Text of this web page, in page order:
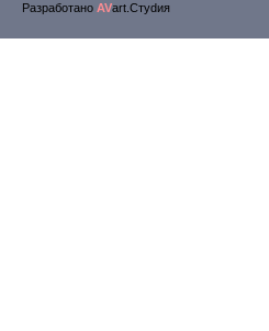
Разработано AVart.Стуdия